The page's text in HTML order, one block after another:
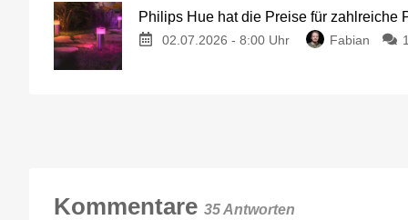
Philips Hue hat die Preise für zahlreiche
02.07.2026 - 8:00 Uhr Fabian
Kommentare 35 Antworten